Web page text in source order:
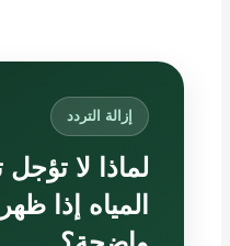
إزالة التردد
لماذا لا
المياه إذا